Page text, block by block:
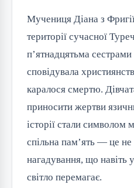
Мучениця Діана з
території сучасної
п’ятнадцятьма сестрами
сповідувала
каралося смертю.
приносити жертви
історії стали символом
спільна пам’ять — це не
нагадування, що навіть
світло перемагає.